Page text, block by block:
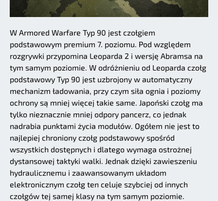
W Armored Warfare Typ 90 jest czołgiem
podstawowym premium 7. poziomu. Pod względem
rozgrywki przypomina Leoparda 2 i wersję Abramsa na
tym samym poziomie. W odróżnieniu od Leoparda czołg
podstawowy Typ 90 jest uzbrojony w automatyczny
mechanizm ładowania, przy czym siła ognia i poziomy
ochrony są mniej więcej takie same. Japoński czołg ma
tylko nieznacznie mniej odpory pancerz, co jednak
nadrabia punktami życia modułów. Ogółem nie jest to
najlepiej chroniony czołg podstawowy spośród
wszystkich dostępnych i dlatego wymaga ostrożnej
dystansowej taktyki walki. Jednak dzięki zawieszeniu
hydraulicznemu i zaawansowanym układom
elektronicznym czołg ten celuje szybciej od innych
czołgów tej samej klasy na tym samym poziomie.